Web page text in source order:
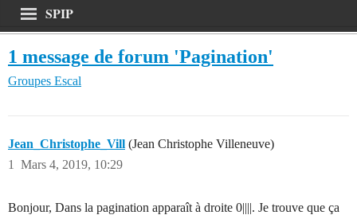
SPIP
Documentation
Entraide
Découverte
Discuter de SPIP
1 message de forum 'Pagination'
Groupes Escal
Jean_Christophe_Vill (Jean Christophe Villeneuve)
Mars 4, 2019, 10:29
1
Bonjour, Dans la pagination apparaît à droite 0||||. Je trouve que ça